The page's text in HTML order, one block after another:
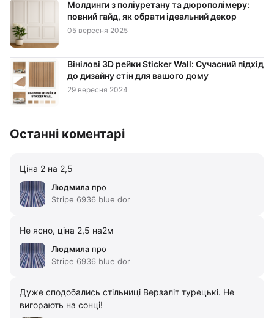
Молдинги з поліуретану та дюрополімеру:
повний гайд, як обрати ідеальний декор
05 вересня 2025
Вінілові 3D рейки Sticker Wall: Сучасний підхід
до дизайну стін для вашого дому
29 вересня 2024
Останні коментарі
Ціна 2 на 2,5
Людмила про
Stripe 6936 blue dor
Не ясно, ціна 2,5 на2м
Людмила про
Stripe 6936 blue dor
Дуже сподобались стільниці Верзаліт турецькі. Не
вигорають на сонці!